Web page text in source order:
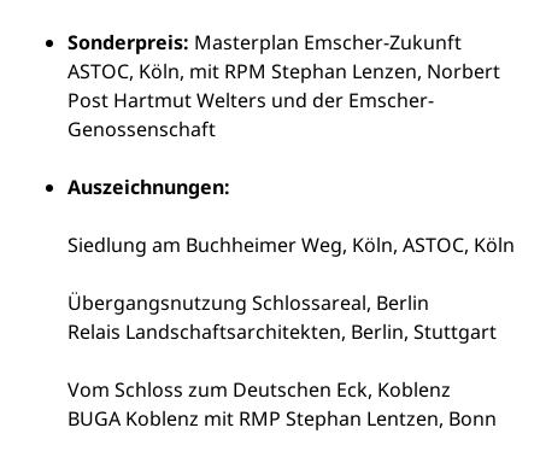
Sonderpreis: Masterplan Emscher-Zukunft
ASTOC, Köln, mit RPM Stephan Lenzen, Norbert
Post Hartmut Welters und der Emscher-
Genossenschaft
Auszeichnungen:
Siedlung am Buchheimer Weg, Köln, ASTOC, Köln
Übergangsnutzung Schlossareal, Berlin
Relais Landschaftsarchitekten, Berlin, Stuttgart
Vom Schloss zum Deutschen Eck, Koblenz
BUGA Koblenz mit RMP Stephan Lentzen, Bonn